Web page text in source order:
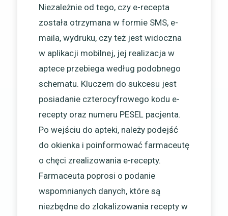
Niezależnie od tego, czy e-recepta
została otrzymana w formie SMS, e-
maila, wydruku, czy też jest widoczna
w aplikacji mobilnej, jej realizacja w
aptece przebiega według podobnego
schematu. Kluczem do sukcesu jest
posiadanie czterocyfrowego kodu e-
recepty oraz numeru PESEL pacjenta.
Po wejściu do apteki, należy podejść
do okienka i poinformować farmaceutę
o chęci zrealizowania e-recepty.
Farmaceuta poprosi o podanie
wspomnianych danych, które są
niezbędne do zlokalizowania recepty w